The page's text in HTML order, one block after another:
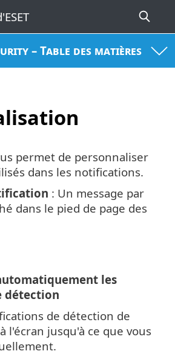
– Table des matières
permet de personnaliser
dans les notifications.
: Un message par
dans le pied de page des
les
détection
de détection de
l'écran jusqu'à ce que vous